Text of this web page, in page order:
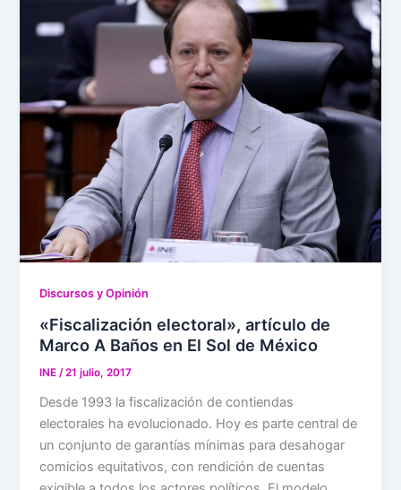
Discursos y Opinión
«Fiscalización electoral», artículo de
Marco A Baños en El Sol de México
INE /21 julio, 2017
Desde 1993 la fiscalización de contiendas
electorales ha evolucionado. Hoy es parte central de
un conjunto de garantías mínimas para desahogar
comicios equitativos, con rendición de cuentas